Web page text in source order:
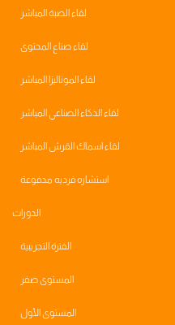
لقاء الصبة المباشر
لقاء صناع المحتوى
لقاء الموناليزا المباشر
لقاء الذكاء الصناعي المباشر
لقاء اسماك القرش المباشر
استشاره فرديه مدفوعة
الدورات
الفترة التجريبية
المستوى صفر
المستوى الأول